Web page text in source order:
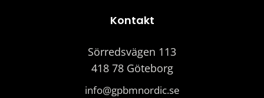
Kontakt
Sörredsvägen 113
418 78 Göteborg
info@gpbmnordic.se